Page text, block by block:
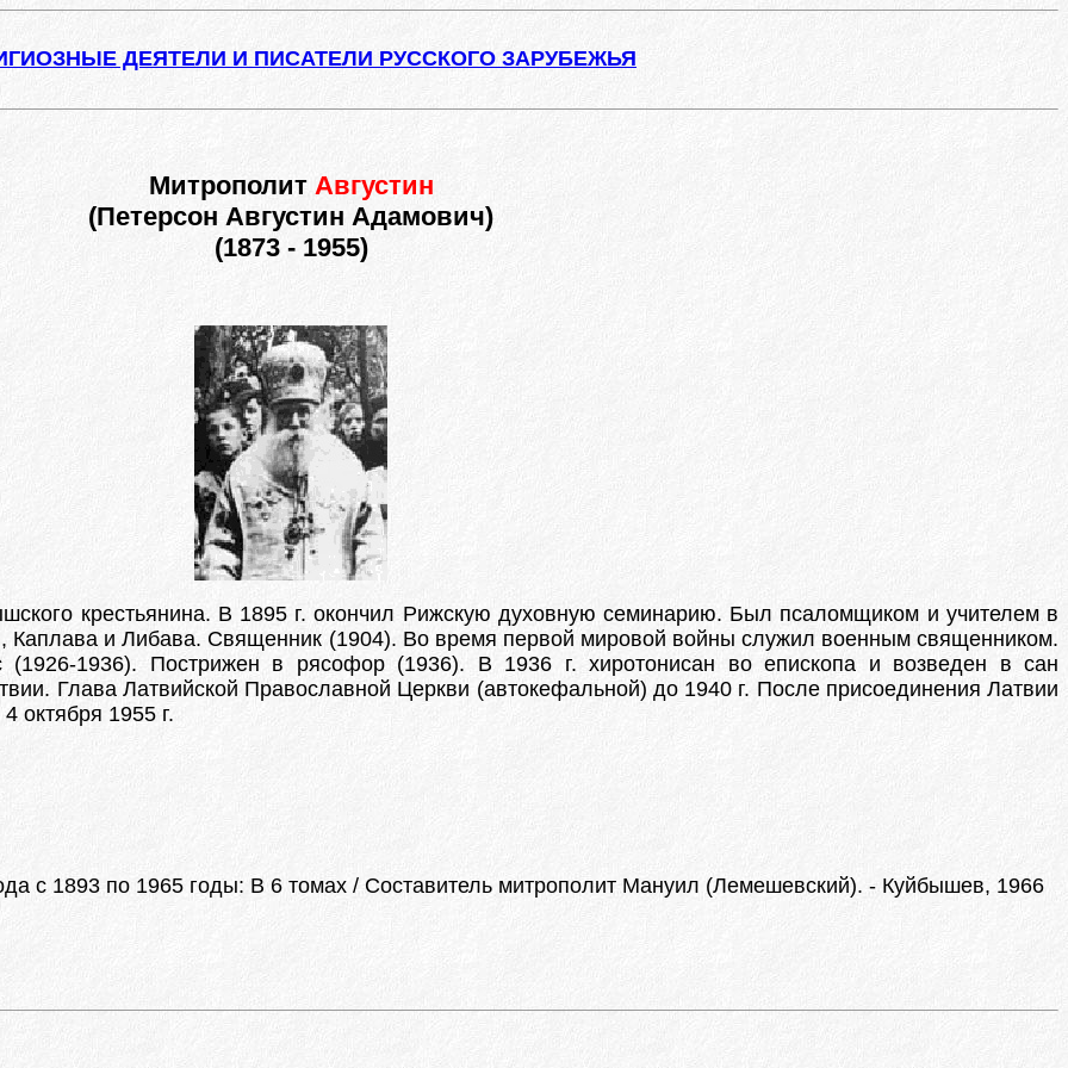
ДЕЯТЕЛИ И ПИСАТЕЛИ РУССКОГО ЗАРУБЕЖЬЯ
Митрополит Августин
(Петерсон Августин Адамович)
(1873 - 1955)
крестьянина. В 1895 г. окончил Рижскую духовную семинарию. Был псаломщиком и учителем в
Каплава и Либава. Священник (1904). Во время первой мировой войны служил военным священником.
(1926-1936). Пострижен в рясофор (1936). В 1936 г. хиротонисан во епископа и возведен в сан
Глава Латвийской Православной Церкви (автокефальной) до 1940 г. После присоединения Латвии
октября 1955 г.
с 1893 по 1965 годы: В 6 томах / Составитель митрополит Мануил (Лемешевский). - Куйбышев, 1966